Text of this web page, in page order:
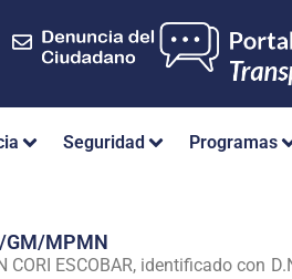
Seguridad Programas
GM/MPMN
ESCOBAR, identificado con